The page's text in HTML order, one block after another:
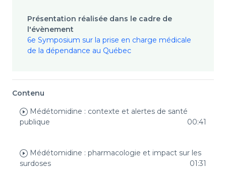
Présentation réalisée dans le cadre de
l'évènement
6e Symposium sur la prise en charge médicale
de la dépendance au Québec
Contenu
Médétomidine : contexte et alertes de santé
publique
00:41
Médétomidine : pharmacologie et impact sur les
surdoses
01:31